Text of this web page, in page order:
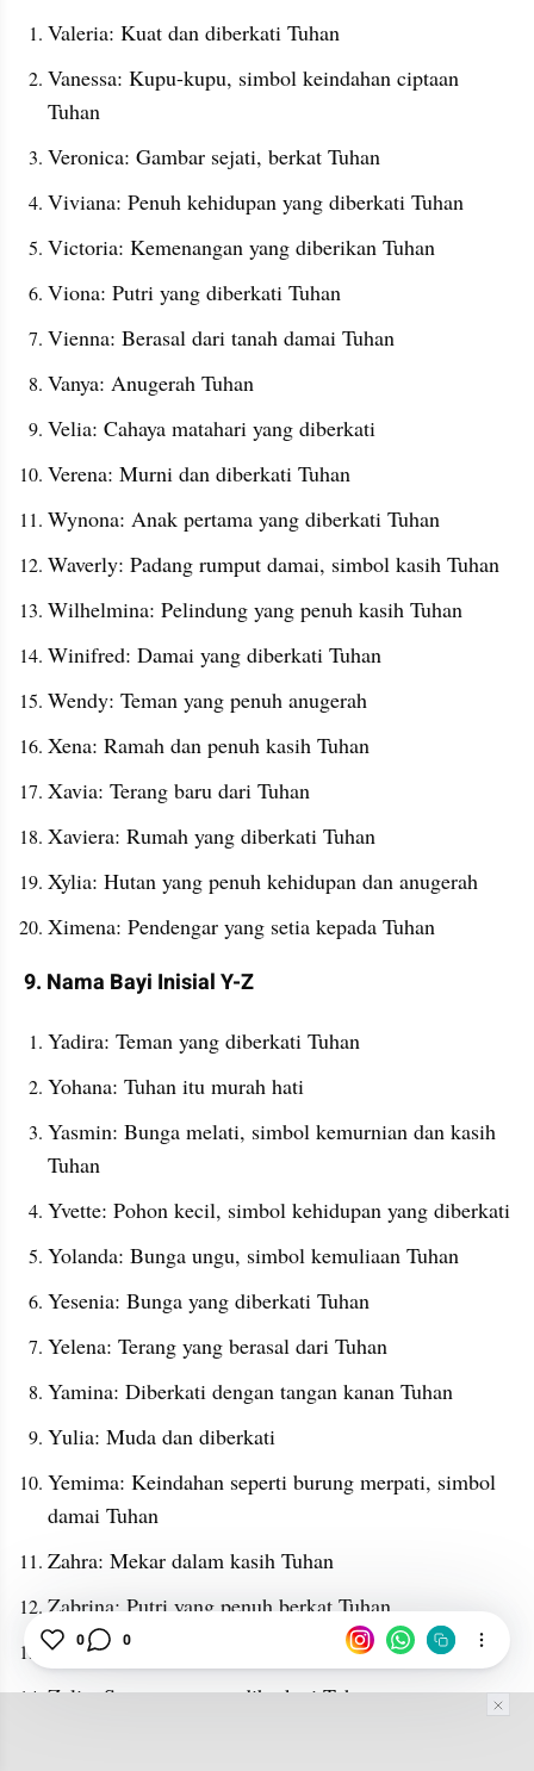
Valeria: Kuat dan diberkati Tuhan
Vanessa: Kupu-kupu, simbol keindahan ciptaan
Tuhan
Veronica: Gambar sejati, berkat Tuhan
Viviana: Penuh kehidupan yang diberkati Tuhan
Victoria: Kemenangan yang diberikan Tuhan
Viona: Putri yang diberkati Tuhan
Vienna: Berasal dari tanah damai Tuhan
Vanya: Anugerah Tuhan
Velia: Cahaya matahari yang diberkati
Verena: Murni dan diberkati Tuhan
Wynona: Anak pertama yang diberkati Tuhan
Waverly: Padang rumput damai, simbol kasih Tuhan
Wilhelmina: Pelindung yang penuh kasih Tuhan
Winifred: Damai yang diberkati Tuhan
Wendy: Teman yang penuh anugerah
Xena: Ramah dan penuh kasih Tuhan
Xavia: Terang baru dari Tuhan
Xaviera: Rumah yang diberkati Tuhan
Xylia: Hutan yang penuh kehidupan dan anugerah
Ximena: Pendengar yang setia kepada Tuhan
9. Nama Bayi Inisial Y-Z
Yadira: Teman yang diberkati Tuhan
Yohana: Tuhan itu murah hati
Yasmin: Bunga melati, simbol kemurnian dan kasih
Tuhan
Yvette: Pohon kecil, simbol kehidupan yang diberkati
Yolanda: Bunga ungu, simbol kemuliaan Tuhan
Yesenia: Bunga yang diberkati Tuhan
Yelena: Terang yang berasal dari Tuhan
Yamina: Diberkati dengan tangan kanan Tuhan
Yulia: Muda dan diberkati
Yemima: Keindahan seperti burung merpati, simbol
damai Tuhan
Zahra: Mekar dalam kasih Tuhan
Zabrina: Putri yang penuh berkat Tuhan
Zara: Cahaya yang bersinar dari Tuhan
Zelia: Semangat yang diberkati Tuhan
0 0